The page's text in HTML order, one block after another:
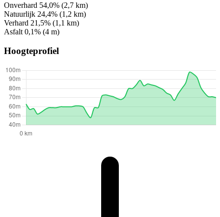
Onverhard 54,0% (2,7 km)
Natuurlijk 24,4% (1,2 km)
Verhard 21,5% (1,1 km)
Asfalt 0,1% (4 m)
Hoogteprofiel